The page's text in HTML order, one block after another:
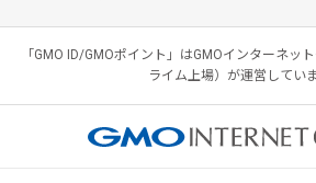
「GMO ID/GMOポイント」はGMOインターネッ
ライム上場）が運営していま